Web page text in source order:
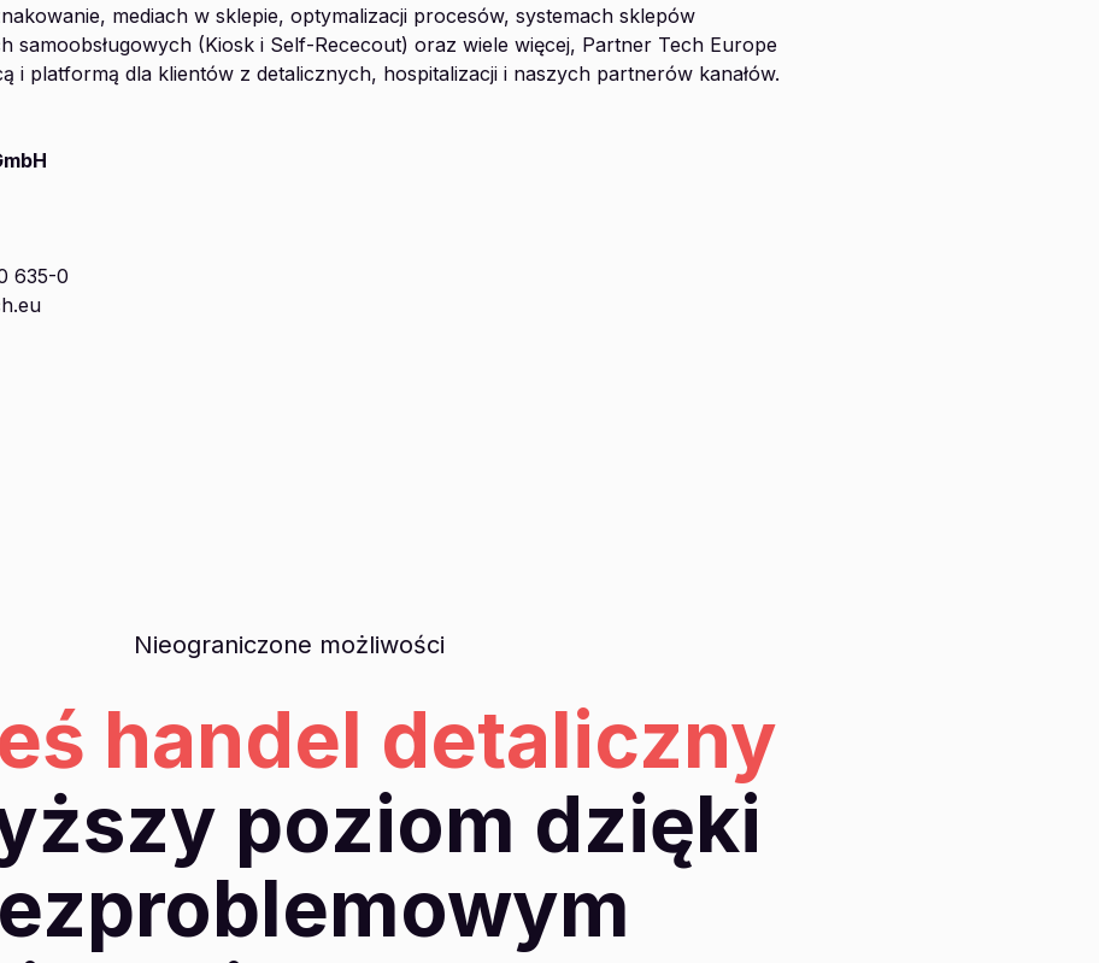
mediach w sklepie, optymalizacji procesów, systemach sklepów
samoobsługowych (Kiosk i Self-Rececout) oraz wiele więcej, Partner Tech Europe
i platformą dla klientów z detalicznych, hospitalizacji i naszych partnerów kanałów.
635-0
Nieograniczone możliwości
handel detaliczny
poziom dzięki